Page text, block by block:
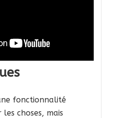
fonctionnalité
choses, mais